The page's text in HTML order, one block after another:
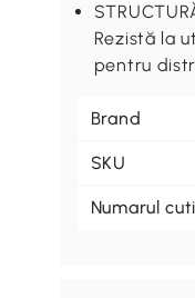
Rezistă la
pentru
Brand
SKU
Numarul